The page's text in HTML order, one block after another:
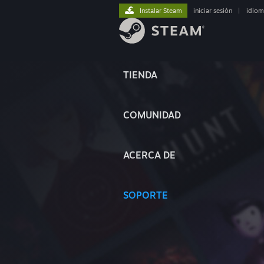
TIENDA
COMUNIDAD
ACERCA DE
SOPORTE
Instalar Steam iniciar sesión